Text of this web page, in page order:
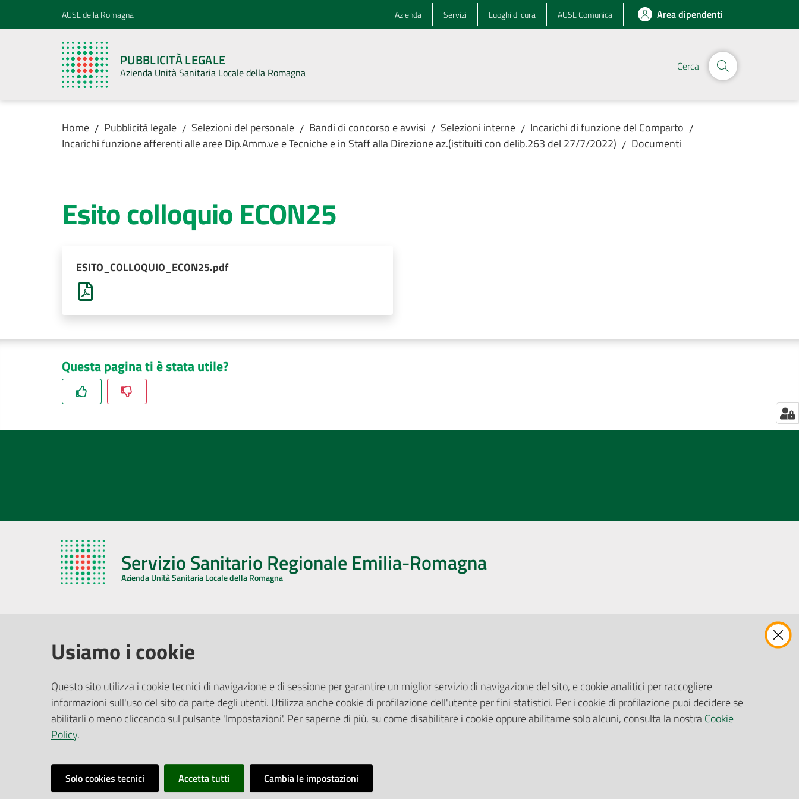
Vai al contenuto
Vai alla navigazioneAUSL della Romagna Azienda Servizi Luoghi di cura AUSL Comunica Area dipendenti
PUBBLICITÀ LEGALE
Azienda Unità Sanitaria Locale della Romagna Cerca
Home / Pubblicità legale / Selezioni del personale / Bandi di concorso e avvisi / Selezioni interne / Incarichi di funzione del Comparto /
Incarichi funzione afferenti alle aree Dip.Amm.ve e Tecniche e in Staff alla Direzione az.(istituiti con delib.263 del 27/7/2022) / Documenti
Esito colloquio ECON25
ESITO_COLLOQUIO_ECON25.pdf
Questa pagina ti è stata utile?
Servizio Sanitario Regionale Emilia-Romagna
Azienda Unità Sanitaria Locale della Romagna
Via De Gasperi, 8 - 48121 Ravenna (RA)
CF/P.IVA:02483810392
PEC:
azienda@pec.auslromagna.it
Ufficio Relazioni con il Pubblico
Riferimenti per la Stampa
Pubblicità legale
Albo Pretorio
Privacy Policy
Attuazione Misure PNRR
Gare e Appalti
Richiesta Patrocinio
Usiamo i cookie
Questo sito utilizza i cookie tecnici di navigazione e di sessione per garantire un miglior servizio di navigazione del sito, e cookie analitici per raccogliere
informazioni sull'uso del sito da parte degli utenti. Utilizza anche cookie di profilazione dell'utente per fini statistici. Per i cookie di profilazione puoi decidere se
abilitarli o meno cliccando sul pulsante 'Impostazioni'. Per saperne di più, su come disabilitare i cookie oppure abilitarne solo alcuni, consulta la nostraCookie
Policy.
Solo cookies tecnici Accetta tutti Cambia le impostazioni